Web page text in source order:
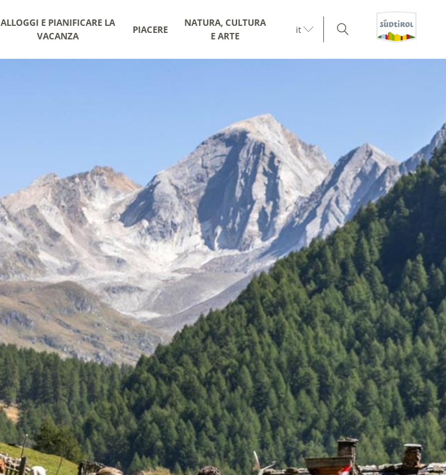
ALLOGGI E PIANIFICARE LA
VACANZA
PIACERE
NATURA, CULTURA
E ARTE
it